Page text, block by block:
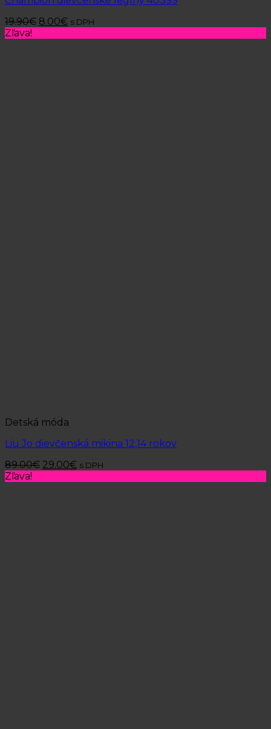
19.90€ 8.00€ s DPH
Zľava!
Detská móda
Liu Jo dievčenská mikina 12,14 rokov
89.00€ 29.00€ s DPH
Zľava!